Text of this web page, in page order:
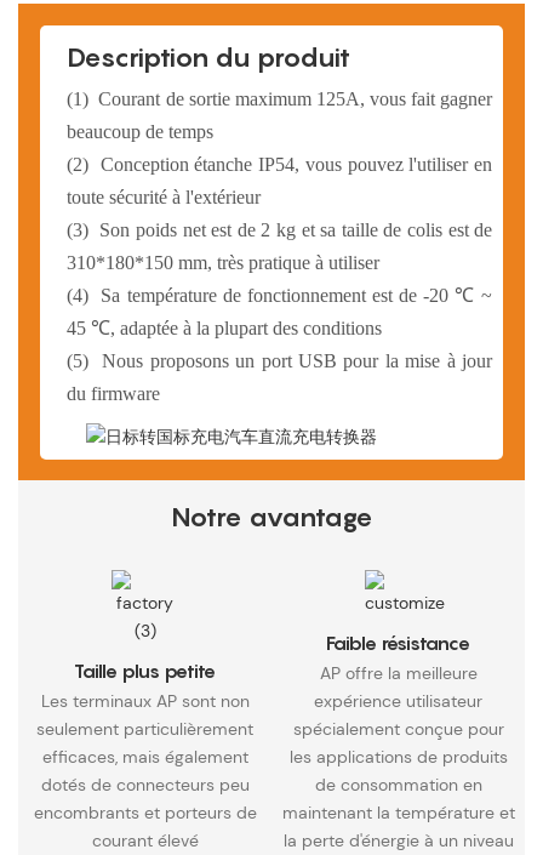
Description du produit
(1) Courant de sortie maximum 125A, vous fait gagner
beaucoup de temps
(2) Conception étanche IP54, vous pouvez l'utiliser en
toute sécurité à l'extérieur
(3) Son poids net est de 2 kg et sa taille de colis est de
310*180*150 mm, très pratique à utiliser
(4)
Sa température de fonctionnement est de -20 ℃ ~
45 ℃, adaptée à la plupart des conditions
(5)
Nous proposons un port USB pour la mise à jour
du firmware
Notre avantage
Taille plus petite
Les terminaux AP sont non
seulement particulièrement
efficaces, mais également
dotés de connecteurs peu
encombrants et porteurs de
courant élevé
Faible résistance
AP offre la meilleure
expérience utilisateur
spécialement conçue pour
les applications de produits
de consommation en
maintenant la température et
la perte d'énergie à un niveau